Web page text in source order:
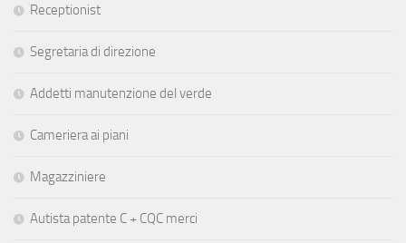
Receptionist
Segretaria di direzione
Addetti manutenzione del verde
Cameriera ai piani
Magazziniere
Autista patente C + CQC merci